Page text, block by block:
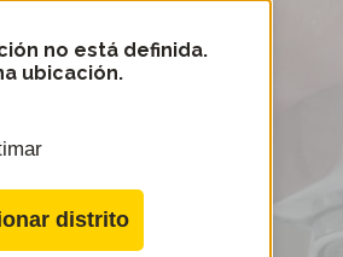
no está definida.
ubicación.
distrito
Miocene